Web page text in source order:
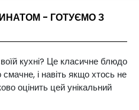
- ГОТУЄМО З
кухні? Це класичне блюдо
і навіть якщо хтось не
оцінить цей унікальний